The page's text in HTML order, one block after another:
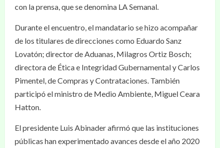
con la prensa, que se denomina LA Semanal.
Durante el encuentro, el mandatario se hizo acompañar
de los titulares de direcciones como Eduardo Sanz
Lovatón; director de Aduanas, Milagros Ortiz Bosch;
directora de Ética e Integridad Gubernamental y Carlos
Pimentel, de Compras y Contrataciones. También
participó el ministro de Medio Ambiente, Miguel Ceara
Hatton.
El presidente Luis Abinader afirmó que las instituciones
públicas han experimentado avances desde el año 2020